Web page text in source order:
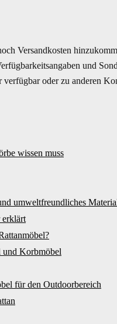
Versandkosten
und
verfügbar oder zu anderen
wissen muss
umweltfreundliches
erklärt
und Korbmöbel
für den Outdoorbereich